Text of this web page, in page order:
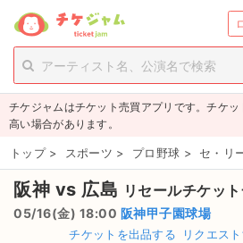
person_add 新規会員登録
チケットを探す
新着チケット
値下げしたチケット
都道府県からチケットを探す
チケジャムはチケット売買アプリです。チケ
高い場合があります。
トップ > スポーツ > プロ野球 > セ・リ
阪神 vs 広島 リセールチケッ
05/16(金) 18:00 阪神甲子園球場
チケットを出品する リクエス